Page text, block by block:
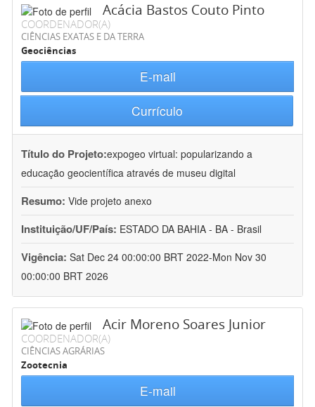
Acácia Bastos Couto Pinto
COORDENADOR(A)
CIÊNCIAS EXATAS E DA TERRA
Geociências
E-mail
Currículo
Título do Projeto:expogeo virtual: popularizando a
educação geocientífica através de museu digital
Resumo: Vide projeto anexo
Instituição/UF/País: ESTADO DA BAHIA - BA - Brasil
Vigência: Sat Dec 24 00:00:00 BRT 2022-Mon Nov 30
00:00:00 BRT 2026
Acir Moreno Soares Junior
COORDENADOR(A)
CIÊNCIAS AGRÁRIAS
Zootecnia
E-mail